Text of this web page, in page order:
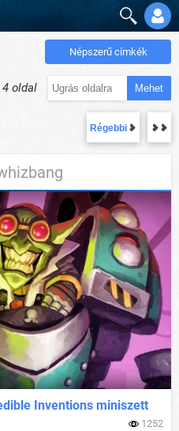
Népszerű címkék
oldal Mehet
Régebbi
Inventions miniszett
1252